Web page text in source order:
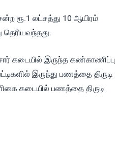
ரூ.1 லட்சத்து 10 ஆயிரம்
கடையில் இருந்த கண்காணிப்பு
இருந்து பணத்தை திருடி
கடையில் பணத்தை திருடி